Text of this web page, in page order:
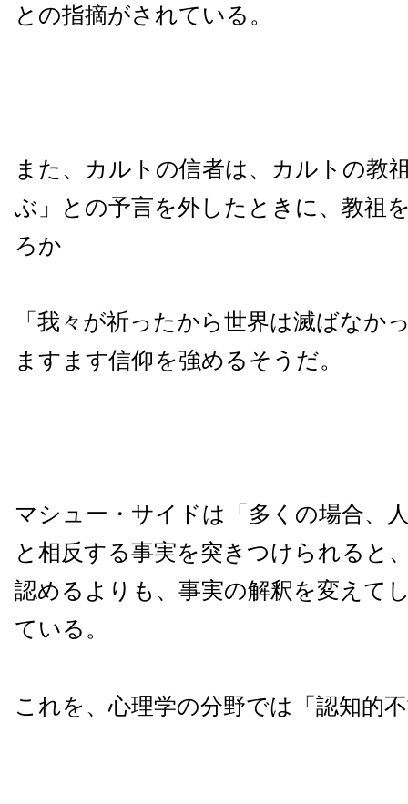
との指摘がされている。
また、カルトの信者は、カルトの教
ぶ」との予言を外したときに、教祖
ろか
「我々が祈ったから世界は滅ばなか
ますます信仰を強めるそうだ。
マシュー・サイドは「多くの場合、
と相反する事実を突きつけられると
認めるよりも、事実の解釈を変えて
ている。
これを、心理学の分野では「認知的